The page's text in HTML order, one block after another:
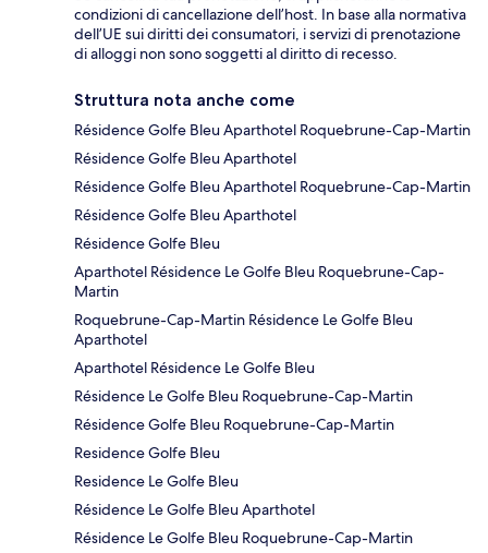
condizioni di cancellazione dell’host. In base alla normativa
dell’UE sui diritti dei consumatori, i servizi di prenotazione
di alloggi non sono soggetti al diritto di recesso.
Struttura nota anche come
Résidence Golfe Bleu Aparthotel Roquebrune-Cap-Martin
Résidence Golfe Bleu Aparthotel
Résidence Golfe Bleu Aparthotel Roquebrune-Cap-Martin
Résidence Golfe Bleu Aparthotel
Résidence Golfe Bleu
Aparthotel Résidence Le Golfe Bleu Roquebrune-Cap-
Martin
Roquebrune-Cap-Martin Résidence Le Golfe Bleu
Aparthotel
Aparthotel Résidence Le Golfe Bleu
Résidence Le Golfe Bleu Roquebrune-Cap-Martin
Résidence Golfe Bleu Roquebrune-Cap-Martin
Residence Golfe Bleu
Residence Le Golfe Bleu
Résidence Le Golfe Bleu Aparthotel
Résidence Le Golfe Bleu Roquebrune-Cap-Martin